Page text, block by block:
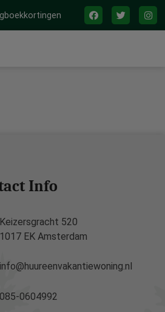
Info
Keizersgracht 520
1017 EK Amsterdam
info@huureenvakantiewoning.nl
085-0604992